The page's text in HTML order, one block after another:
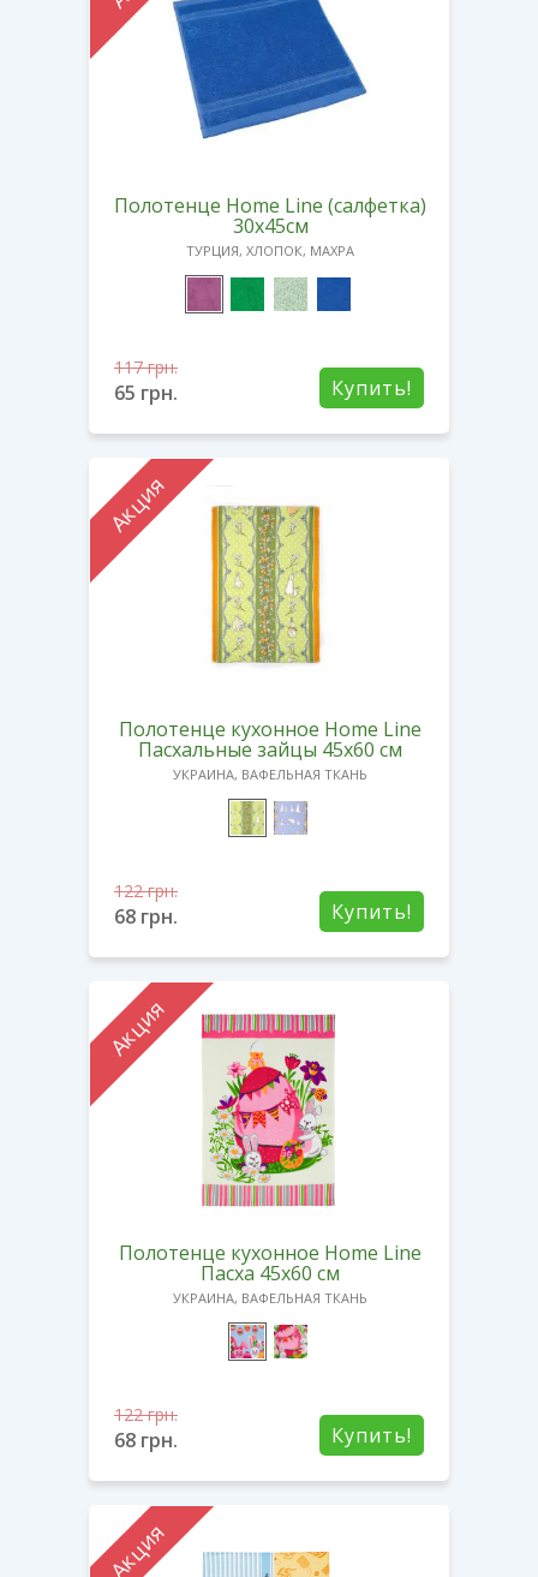
Полотенце Home Line (салфетка)
30х45см
ТУРЦИЯ, ХЛОПОК, МАХРА
Купить!
117грн.
65 грн.
Акция
Полотенце кухонное Home Line
Пасхальные зайцы 45х60 см
УКРАИНА, ВАФЕЛЬНАЯ ТКАНЬ
Купить!
122грн.
68 грн.
Акция
Полотенце кухонное Home Line
Пасха 45х60 см
УКРАИНА, ВАФЕЛЬНАЯ ТКАНЬ
Купить!
122грн.
68 грн.
Акция